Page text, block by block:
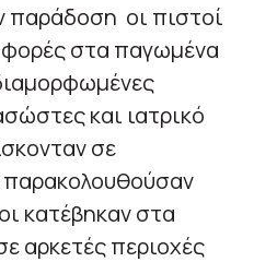
παράδοση οι πιστοί
φορές στα παγωμένα
και ιατρικό
σε
παρακολουθούσαν
κατέβηκαν στα
αρκετές περιοχές